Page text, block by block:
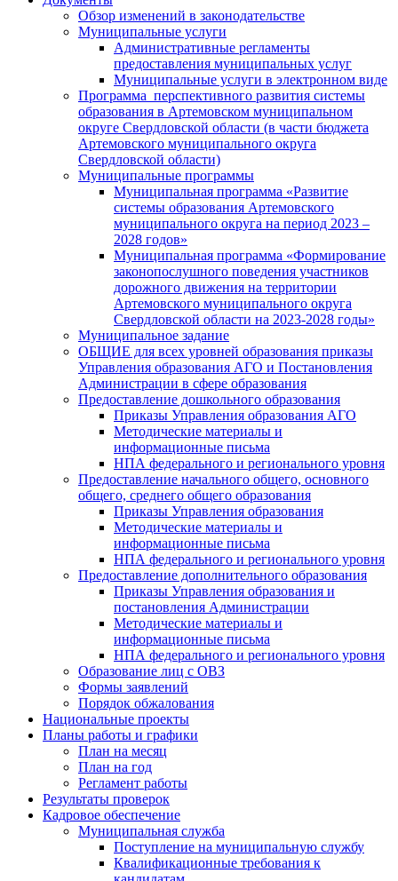
Обзор изменений в законодательстве
Муниципальные услуги
Административные регламенты
предоставления муниципальных услуг
Муниципальные услуги в электронном виде
Программа перспективного развития системы
образования в Артемовском муниципальном
округе Свердловской области (в части бюджета
Артемовского муниципального округа
Свердловской области)
Муниципальные программы
Муниципальная программа «Развитие
системы образования Артемовского
муниципального округа на период 2023 –
2028 годов»
Муниципальная программа «Формирование
законопослушного поведения участников
дорожного движения на территории
Артемовского муниципального округа
Свердловской области на 2023-2028 годы»
Муниципальное задание
ОБЩИЕ для всех уровней образования приказы
Управления образования АГО и Постановления
Администрации в сфере образования
Предоставление дошкольного образования
Приказы Управления образования АГО
Методические материалы и
информационные письма
НПА федерального и регионального уровня
Предоставление начального общего, основного
общего, среднего общего образования
Приказы Управления образования
Методические материалы и
информационные письма
НПА федерального и регионального уровня
Предоставление дополнительного образования
Приказы Управления образования и
постановления Администрации
Методические материалы и
информационные письма
НПА федерального и регионального уровня
Образование лиц с ОВЗ
Формы заявлений
Порядок обжалования
Национальные проекты
Планы работы и графики
План на месяц
План на год
Регламент работы
Результаты проверок
Кадровое обеспечение
Муниципальная служба
Поступление на муниципальную службу
Квалификационные требования к